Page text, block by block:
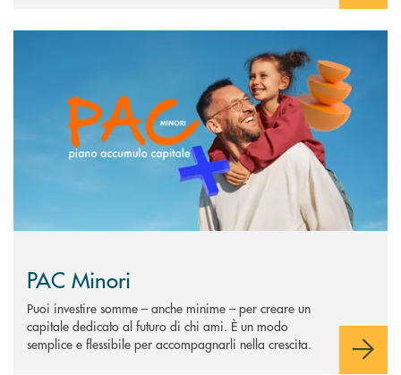
PAC Minori
Puoi investire somme – anche minime – per creare un
capitale dedicato al futuro di chi ami. È un modo
semplice e flessibile per accompagnarli nella crescita.